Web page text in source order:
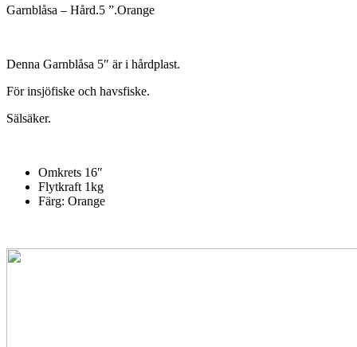
Garnblåsa – Hård.5 ”.Orange
Denna Garnblåsa 5″ är i hårdplast.
För insjöfiske och havsfiske.
Sälsäker.
Omkrets 16″
Flytkraft 1kg
Färg: Orange